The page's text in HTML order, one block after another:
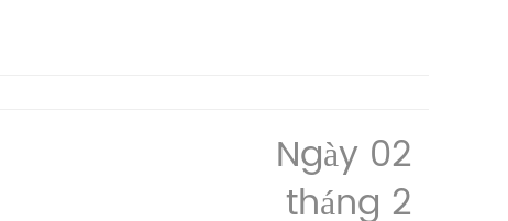
Ngày 02
tháng 2